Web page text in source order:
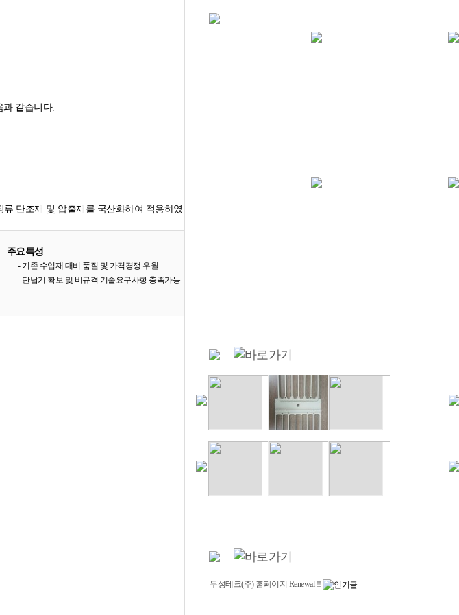
과 같습니다.
단조재 및 압출재를 국산화하여 적용하였습니다.
주요특성
- 기존 수입재 대비 품질 및 가격경쟁 우월
- 단납기 확보 및 비규격 기술요구사항 충족가능
- 두성테크(주) 홈페이지 Renewal !!